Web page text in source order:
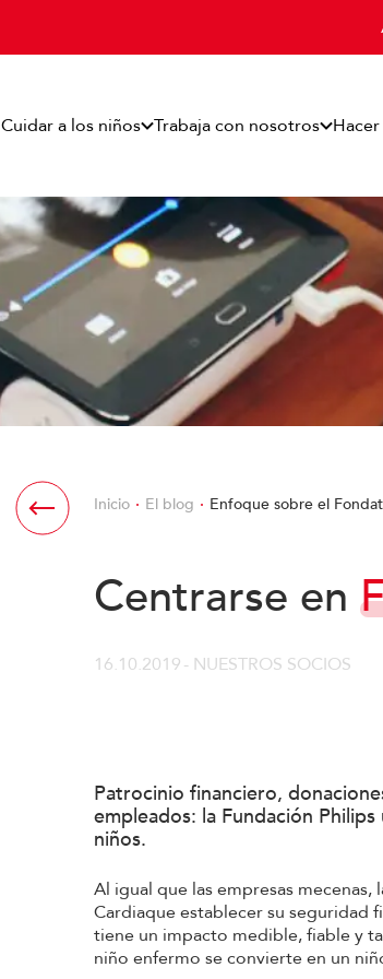
Cuidar a los niños Trabaja con nosotros
Inicio El blog Enfoque sobre el
Centrarse en
16.10.2019- NUESTROS SOCIOS
Patrocinio financiero,
empleados: la Fundación
niños.
Al igual que las empresas
Cardiaque establecer su seguridad
tiene un impacto medible, fiable y
niño enfermo se convierte en un